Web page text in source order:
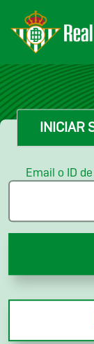
INICIAR
Email o ID